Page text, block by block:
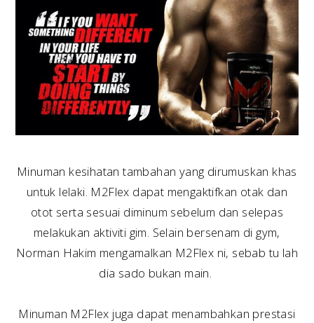
Minuman kesihatan tambahan yang dirumuskan khas
untuk lelaki. M2Flex dapat mengaktifkan otak dan
otot serta sesuai diminum sebelum dan selepas
melakukan aktiviti gim. Selain bersenam di gym,
Norman Hakim mengamalkan M2Flex ni, sebab tu lah
dia sado bukan main.
Minuman M2Flex juga dapat menambahkan prestasi